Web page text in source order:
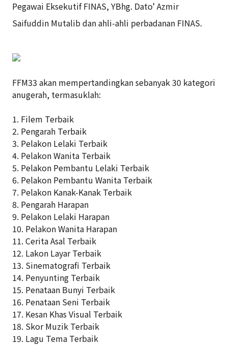
Pegawai EksekutifFINAS, YBhg. Dato’ Azmir
Saifuddin Mutalib dan ahli-ahli perbadanan FINAS.
FFM33 akan mempertandingkan sebanyak 30 kategori
anugerah, termasuklah:
1. Filem Terbaik
2. Pengarah Terbaik
3. Pelakon Lelaki Terbaik
4. Pelakon Wanita Terbaik
5. Pelakon Pembantu Lelaki Terbaik
6. Pelakon Pembantu Wanita Terbaik
7. Pelakon Kanak-Kanak Terbaik
8. Pengarah Harapan
9. Pelakon Lelaki Harapan
10. Pelakon Wanita Harapan
11. Cerita Asal Terbaik
12. Lakon Layar Terbaik
13. Sinematografi Terbaik
14. Penyunting Terbaik
15. Penataan Bunyi Terbaik
16. Penataan Seni Terbaik
17. Kesan Khas Visual Terbaik
18. Skor Muzik Terbaik
19. Lagu Tema Terbaik